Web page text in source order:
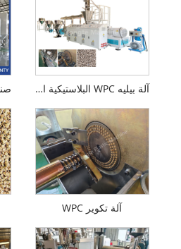
آلة بيليه WPC البلاستيكية المعاد تدويرها
آلة تكوير WPC